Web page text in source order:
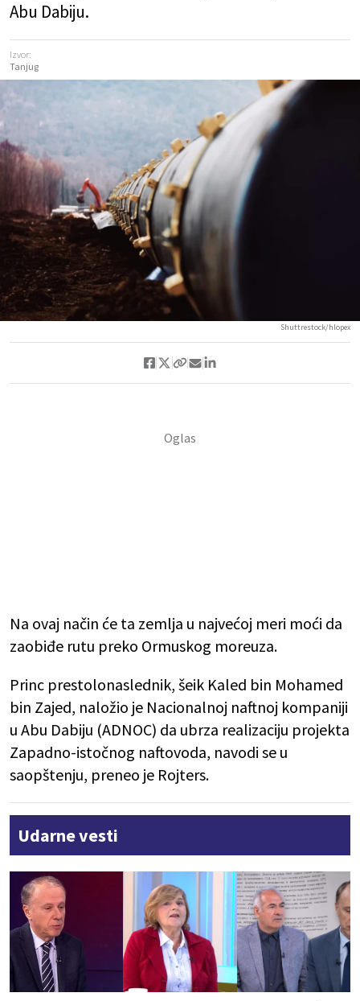
Abu Dabiju.
Izvor:
Tanjug
Shuttrestock/hlopex
Na ovaj način će ta zemlja u najvećoj meri moći da
zaobiđe rutu preko Ormuskog moreuza.
Princ prestolonaslednik, šeik Kaled bin Mohamed
bin Zajed, naložio je Nacionalnoj naftnoj kompaniji
u Abu Dabiju (ADNOC) da ubrza realizaciju projekta
Zapadno-istočnog naftovoda, navodi se u
saopštenju, preneo je Rojters.
Udarne vesti